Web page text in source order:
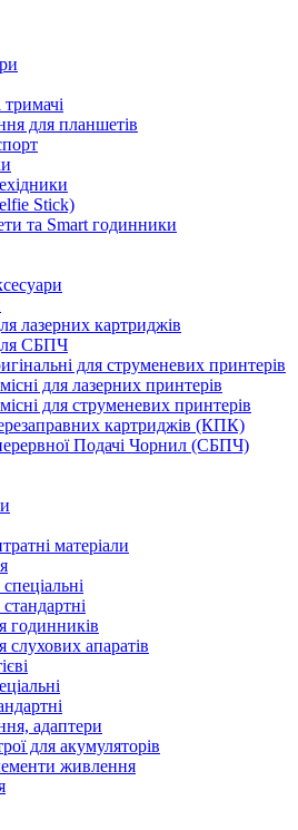
для планшетів
Stick)
та Smart годинники
лазерних картриджів
СБПЧ
для струменевих принтерів
для лазерних принтерів
для струменевих принтерів
картриджів (КПК)
Подачі Чорнил (СБПЧ)
матеріали
годинників
слухових апаратів
адаптери
для акумуляторів
живлення